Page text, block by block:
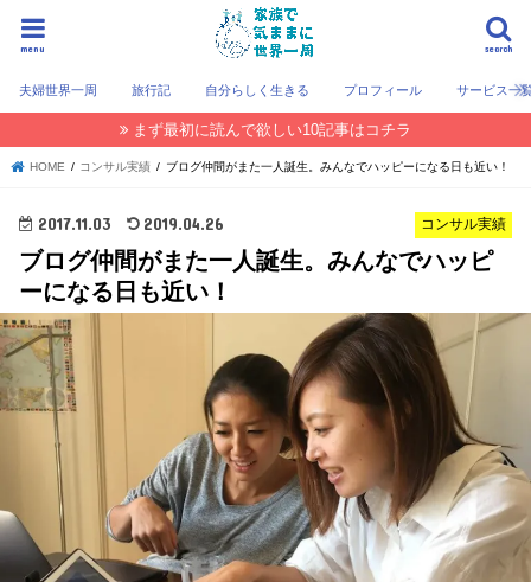
search
menu
夫婦世界一周 旅行記 自分らしく生きる プロフィール サービス一
まず最初に読んで欲しい10記事はコチラ
HOME コンサル実績 ブログ仲間がまた一人誕生。みんなでハッピーになる日も近い！
コンサル実績
2017.11.03 2019.04.26
ブログ仲間がまた一人誕生。みんなでハッピ
ーになる日も近い！